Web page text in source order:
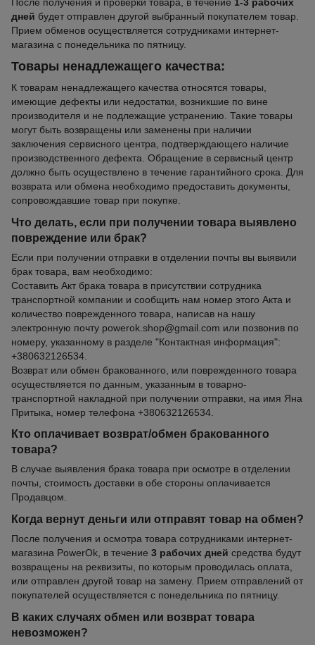
После получения и проверки товара, в течение 1-3 рабочих
дней будет отправлен другой выбранный покупателем товар.
Прием обменов осуществляется сотрудниками интернет-
магазина с понедельника по пятницу.
Товары ненадлежащего качества:
К товарам ненадлежащего качества относятся товары,
имеющие дефекты или недостатки, возникшие по вине
производителя и не подлежащие устранению. Такие товары
могут быть возвращены или заменены при наличии
заключения сервисного центра, подтверждающего наличие
производственного дефекта. Обращение в сервисный центр
должно быть осуществлено в течение гарантийного срока. Для
возврата или обмена необходимо предоставить документы,
сопровождавшие товар при покупке.
Что делать, если при получении товара выявлено
повреждение или брак?
Если при получении отправки в отделении почты вы выявили
брак товара, вам необходимо:
Составить Акт брака товара в присутствии сотрудника
транспортной компании и сообщить нам номер этого Акта и
количество поврежденного товара, написав на нашу
электронную почту powerok.shop@gmail.com или позвонив по
номеру, указанному в разделе "Контактная информация":
+380632126534.
Возврат или обмен бракованного, или поврежденного товара
осуществляется по данным, указанным в товарно-
транспортной накладной при получении отправки, на имя Яна
Притыка, номер телефона +380632126534.
Кто оплачивает возврат/обмен бракованного
товара?
В случае выявления брака товара при осмотре в отделении
почты, стоимость доставки в обе стороны оплачивается
Продавцом.
Когда вернут деньги или отправят товар на обмен?
После получения и осмотра товара сотрудниками интернет-
магазина PowerOk, в течение 3 рабочих дней средства будут
возвращены на реквизиты, по которым проводилась оплата,
или отправлен другой товар на замену. Прием отправлений от
покупателей осуществляется с понедельника по пятницу.
В каких случаях обмен или возврат товара
невозможен?